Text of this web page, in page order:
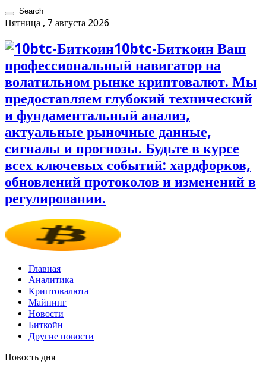
Пятница , 7 августа 2026
10btc-Биткоин Ваш
профессиональный навигатор на
волатильном рынке криптовалют. Мы
предоставляем глубокий технический
и фундаментальный анализ,
актуальные рыночные данные,
сигналы и прогнозы. Будьте в курсе
всех ключевых событий: хардфорков,
обновлений протоколов и изменений в
регулировании.
Главная
Аналитика
Криптовалюта
Майнинг
Новости
Биткойн
Другие новости
Новость дня